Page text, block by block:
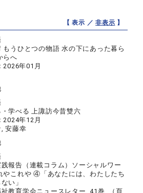
【 表示 ／非表示 】
もうひとつの物語 水の下にあった暮ら
らへ
2026年01月
学べる 上諏訪今昔雙六
2024年12月
安藤幸
報告（連載コラム）ソーシャルワー
やこれや ④「あなたには、わたしたち
い」
祉教育学会ニュースレター 41巻 （頁